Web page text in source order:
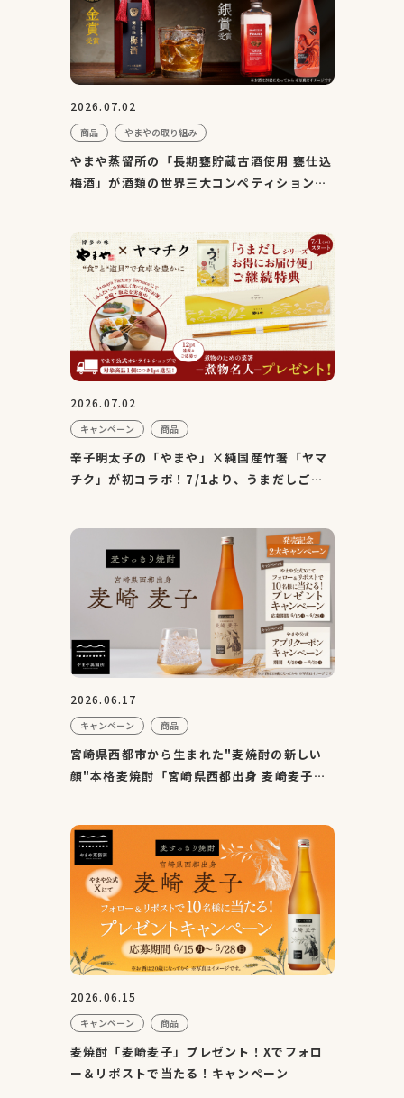
2026.07.02
商品 やまやの取り組み
やまや蒸留所の「長期甕貯蔵古酒使用 甕仕込
梅酒」が酒類の世界三大コンペティション
2026.07.02
キャンペーン 商品
辛子明太子の「やまや」×純国産竹箸「ヤマ
チク」が初コラボ！7/1より、うまだしご継
2026.06.17
キャンペーン 商品
宮崎県西都市から生まれた"麦焼酎の新しい
顔"本格麦焼酎「宮崎県西都出身 麦崎麦子」
2026.06.15
キャンペーン 商品
麦焼酎「麦崎麦子」プレゼント！Xでフォロ
ー＆リポストで当たる！キャンペーン